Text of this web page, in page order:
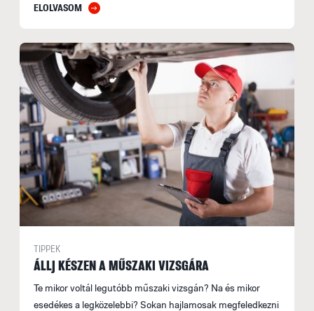
ELOLVASOM
TIPPEK
ÁLLJ KÉSZEN A MŰSZAKI VIZSGÁRA
Te mikor voltál legutóbb műszaki vizsgán? Na és mikor
esedékes a legközelebbi? Sokan hajlamosak megfeledkezni